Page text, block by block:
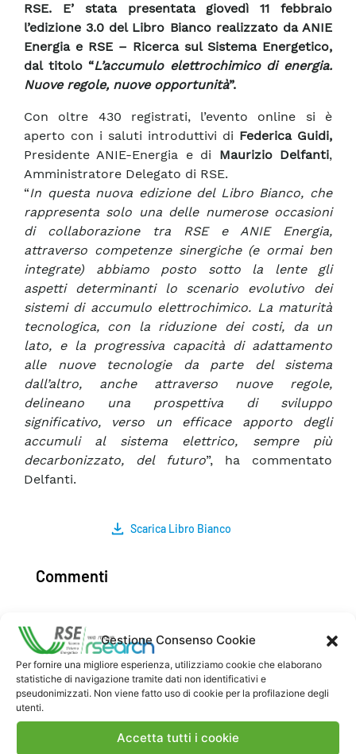
Gestione Consenso Cookie
Per fornire una migliore esperienza, utilizziamo cookie che elaborano
statistiche di navigazione tramite dati non identificativi e
pseudonimizzati. Non viene fatto uso di cookie per la profilazione degli
utenti.
Accetta tutti i cookie
RSE. E’ stata presentata giovedì 11 febbraio
l’edizione 3.0 del Libro Bianco realizzato da ANIE
Energia e RSE – Ricerca sul Sistema Energetico,
dal titolo “L’accumulo elettrochimico di energia.
Nuove regole, nuove opportunità”.
Con oltre 430 registrati, l’evento online si è
aperto con i saluti introduttivi di Federica Guidi,
Presidente ANIE-Energia e di Maurizio Delfanti,
Amministratore Delegato di RSE.
“In questa nuova edizione del Libro Bianco, che
rappresenta solo una delle numerose occasioni
di collaborazione tra RSE e ANIE Energia,
attraverso competenze sinergiche (e ormai ben
integrate) abbiamo posto sotto la lente gli
aspetti determinanti lo scenario evolutivo dei
sistemi di accumulo elettrochimico. La maturità
tecnologica, con la riduzione dei costi, da un
lato, e la progressiva capacità di adattamento
alle nuove tecnologie da parte del sistema
dall’altro, anche attraverso nuove regole,
delineano una prospettiva di sviluppo
significativo, verso un efficace apporto degli
accumuli al sistema elettrico, sempre più
decarbonizzato, del futuro”, ha commentato
Delfanti.
Scarica Libro Bianco
Commenti
Pubblica un commento